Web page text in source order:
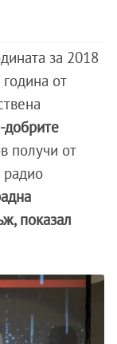
за 2018
от
добрите
получи от
радио
показал